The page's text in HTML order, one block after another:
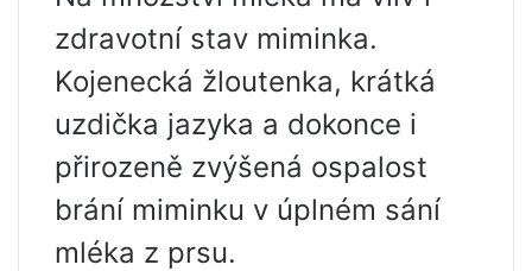
zdravotní stav miminka.
Kojenecká žloutenka, krátká
uzdička jazyka a dokonce i
přirozeně zvýšená ospalost
brání miminku v úplném sání
mléka z prsu.